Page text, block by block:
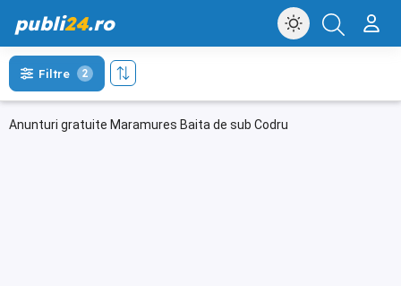
publi24.ro
Anunturi gratuite Maramures Baita de sub Codru
Filtre 2